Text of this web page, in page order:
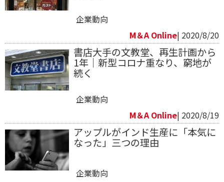
企業動向
M＆A Online| 2020/8/20
書店大手の文教堂、再生計画から
1年｜新型コロナ重なり、窮地が
続く
企業動向
M＆A Online| 2020/8/19
アップルがインド生産に「本気に
なった」三つの理由
企業動向